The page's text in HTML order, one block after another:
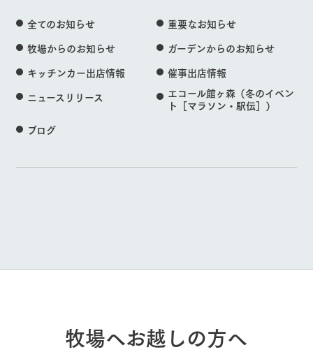
全てのお知らせ
重要なお知らせ
牧場からのお知らせ
ガーデンからのお知らせ
キッチンカー出店情報
催事出店情報
ニュースリリース
エコール館ヶ森（冬のイベン
ト［マラソン・駅伝］）
ブログ
牧場へお越しの方へ